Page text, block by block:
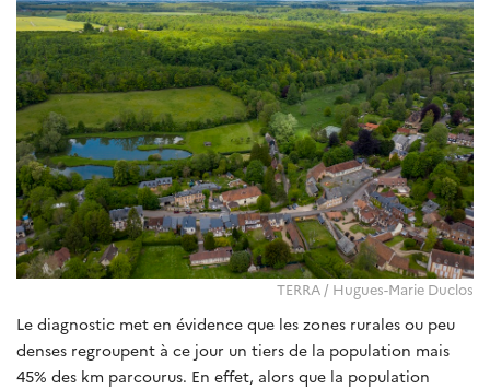
TERRA / Hugues-Marie Duclos
Le diagnostic met en évidence que les zones rurales ou peu
denses regroupent à ce jour un tiers de la population mais
45% des km parcourus. En effet, alors que la population